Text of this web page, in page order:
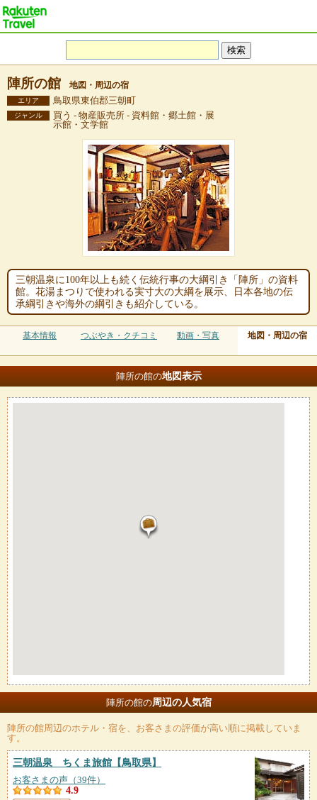
陣所の館 地図・周辺の宿
エリア 鳥取県東伯郡三朝町
ジャンル
買う - 物産販売所 - 資料館・郷土館・展
示館・文学館
三朝温泉に100年以上も続く伝統行事の大綱引き「陣所」の資料
館。花湯まつりで使われる実寸大の大綱を展示、日本各地の伝
承綱引きや海外の綱引きも紹介している。
基本情報 つぶやき・クチコミ 動画・写真 地図・周辺の宿
陣所の館の地図表示
陣所の館の周辺の人気宿
陣所の館周辺のホテル・宿を、お客さまの評価が高い順に掲載していま
す。
三朝温泉 ちくま旅館 【鳥取県】
お客さまの声（39件）
4.9